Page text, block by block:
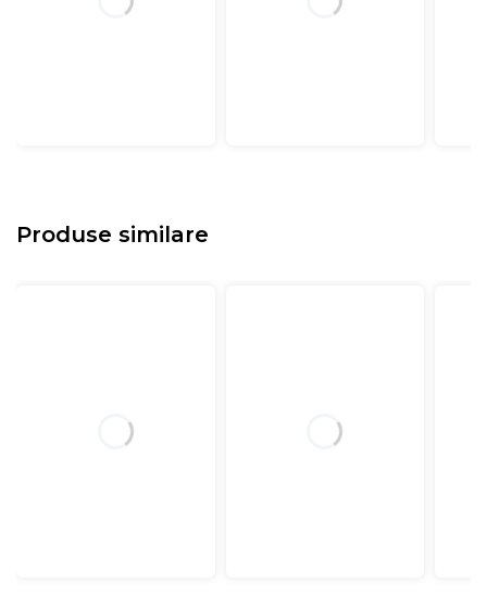
Produse similare